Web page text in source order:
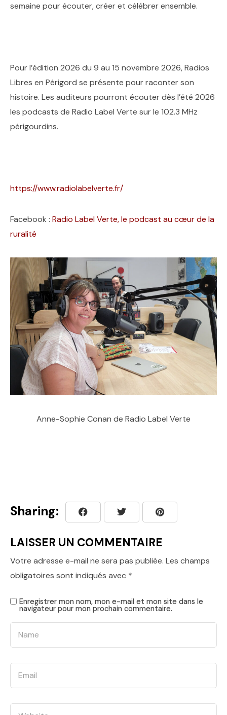
semaine pour écouter, créer et célébrer ensemble.
Pour l’édition 2026 du 9 au 15 novembre 2026, Radios
Libres en Périgord se présente pour raconter son
histoire. Les auditeurs pourront écouter dès l’été 2026
les podcasts de Radio Label Verte sur le 102.3 MHz
périgourdins.
https://www.radiolabelverte.fr/
Facebook : Radio Label Verte, le podcast au cœur de la
ruralité
Anne-Sophie Conan de Radio Label Verte
Sharing:
LAISSER UN COMMENTAIRE
Votre adresse e-mail ne sera pas publiée. Les champs
obligatoires sont indiqués avec *
Enregistrer mon nom, mon e-mail et mon site dans le
navigateur pour mon prochain commentaire.